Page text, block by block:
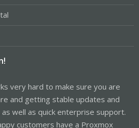
very hard to make sure you are
and getting stable updates and
well as quick enterprise support.
customers have a Proxmox